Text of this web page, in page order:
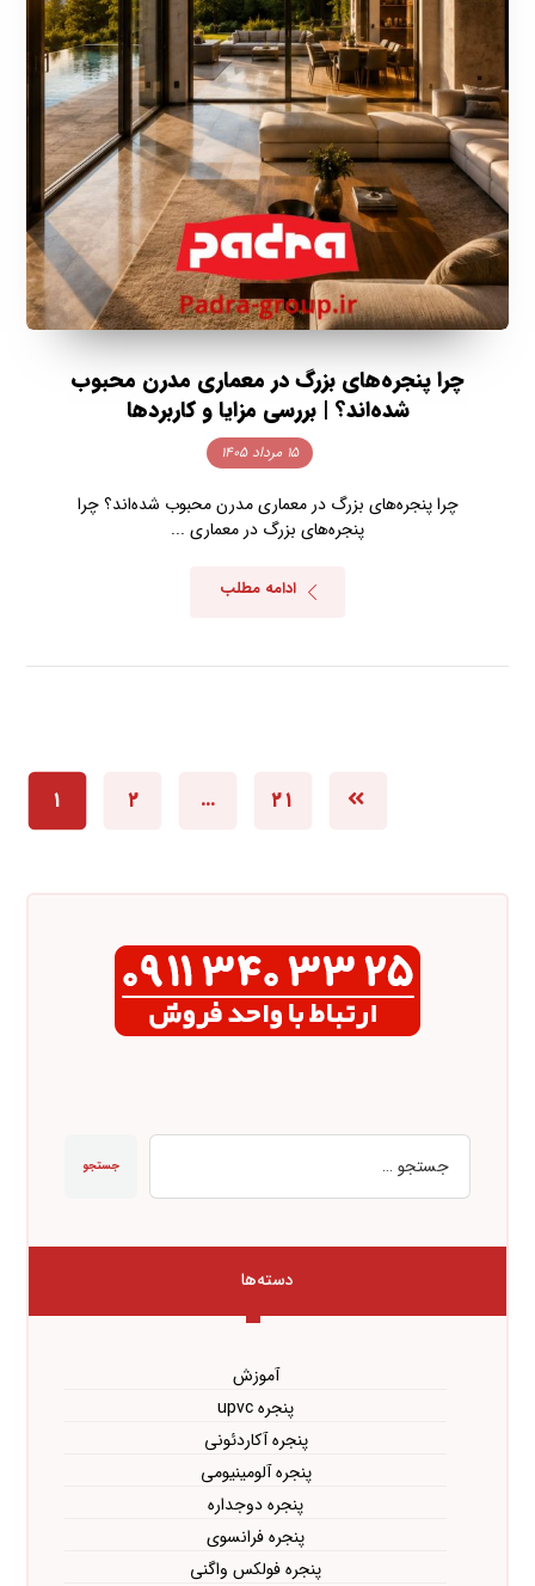
چرا پنجره‌های بزرگ در معماری مدرن محبوب
شده‌اند؟ | بررسی مزایا و کاربردها
۱۵ مرداد ۱۴۰۵
چرا پنجره‌های بزرگ در معماری مدرن محبوب شده‌اند؟ چرا
پنجره‌های بزرگ در معماری ...
ادامه مطلب
۱ ۲ … ۲۱
جستجو
دسته‌ها
آموزش
پنجره upvc
پنجره آکاردئونی
پنجره آلومینیومی
پنجره دوجداره
پنجره فرانسوی
پنجره فولکس واگنی